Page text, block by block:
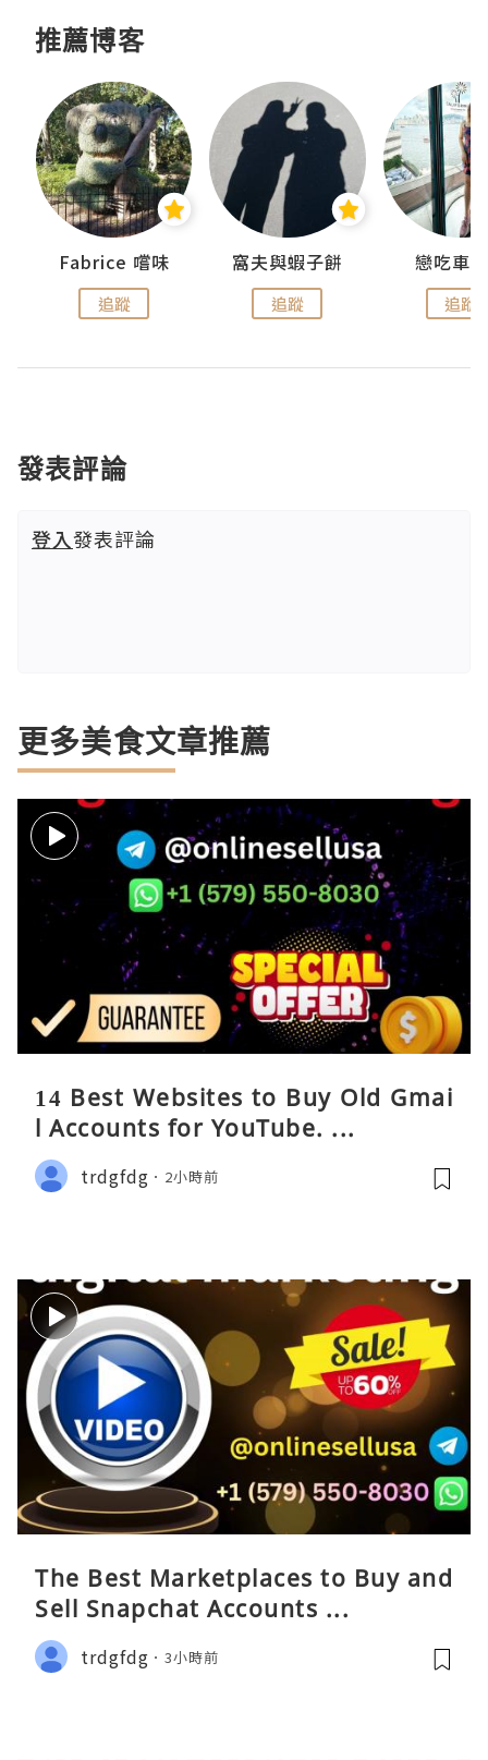
推薦博客
Fabrice 嚐味
追蹤
窩夫與蝦子餅
追蹤
戀吃車
追蹤
發表評論
登入發表評論
更多美食文章推薦
14 Best Websites to Buy Old Gmai
l Accounts for YouTube. ...
trdgfdg 2小時前
The Best Marketplaces to Buy and
Sell Snapchat Accounts ...
trdgfdg 3小時前